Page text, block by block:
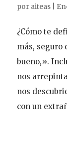
por aiteas|
¿Cómo te
más, seguro
bueno,».
nos
nos
con un